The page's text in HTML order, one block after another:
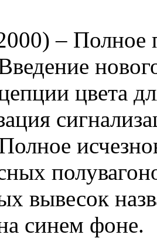
– Полное
цвета
вывесок
синем фоне.